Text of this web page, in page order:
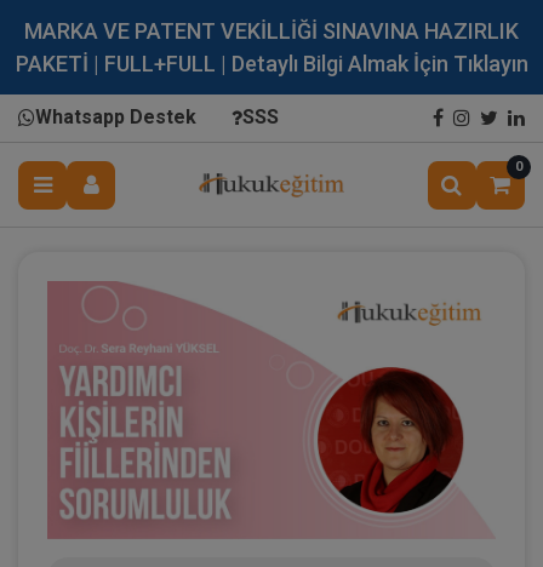
MARKA VE PATENT VEKİLLİĞİ SINAVINA HAZIRLIK
PAKETİ | FULL+FULL | Detaylı Bilgi Almak İçin Tıklayın
Whatsapp Destek SSS
0